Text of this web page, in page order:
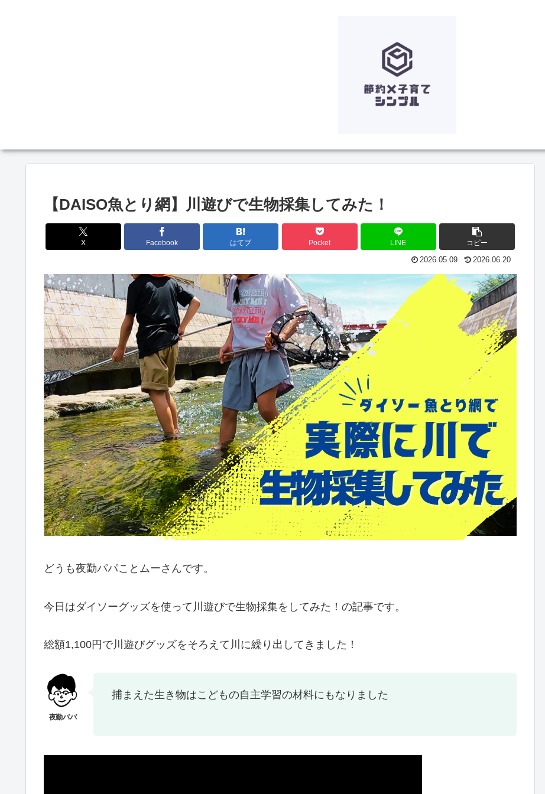
【DAISO魚とり網】川遊びで生物採集してみた！
X Facebook はてブ Pocket LINE コピー
2026.05.09 2026.06.20
どうも夜勤パパことムーさんです。
今日はダイソーグッズを使って川遊びで生物採集をしてみた！の記事です。
総額1,100円で川遊びグッズをそろえて川に繰り出してきました！
捕まえた生き物はこどもの自主学習の材料にもなりました